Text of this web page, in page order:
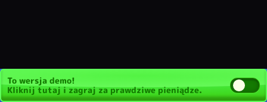
To wersja demo!
Kliknij tutaji zagraj za prawdziwe pieniądze.